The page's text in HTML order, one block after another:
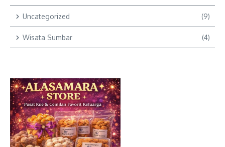
Uncategorized (9)
Wisata Sumbar (4)